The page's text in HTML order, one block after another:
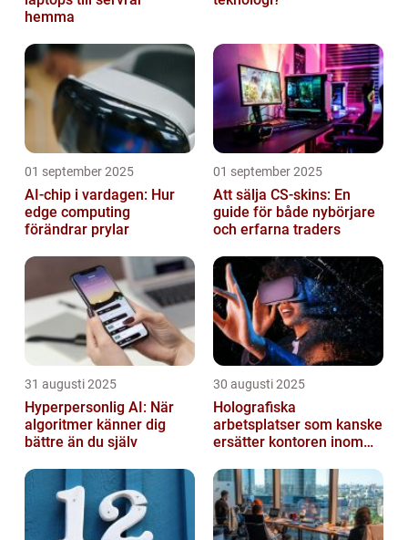
hemma
01 september 2025
AI-chip i vardagen: Hur
edge computing
förändrar prylar
01 september 2025
Att sälja CS-skins: En
guide för både nybörjare
och erfarna traders
31 augusti 2025
Hyperpersonlig AI: När
algoritmer känner dig
bättre än du själv
30 augusti 2025
Holografiska
arbetsplatser som kanske
ersätter kontoren inom